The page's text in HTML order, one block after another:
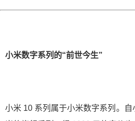
小米数字系列的“前世今生”
小米 10 系列属于小米数字系列。